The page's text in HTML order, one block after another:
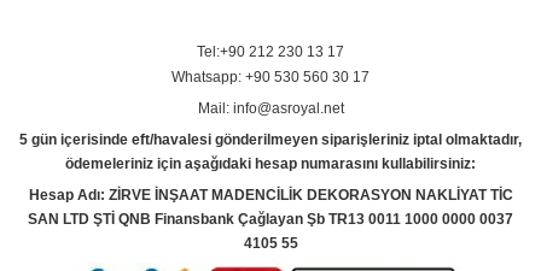
Tel:+90 212 230 13 17
Whatsapp: +90 530 560 30 17
Mail: info@asroyal.net
5 gün içerisinde eft/havalesi gönderilmeyen siparişleriniz iptal olmaktadır,
ödemeleriniz için aşağıdaki hesap numarasını kullabilirsiniz:
Hesap Adı: ZİRVE İNŞAAT MADENCİLİK DEKORASYON NAKLİYAT TİC
SAN LTD ŞTİ QNB Finansbank Çağlayan Şb TR13 0011 1000 0000 0037
4105 55